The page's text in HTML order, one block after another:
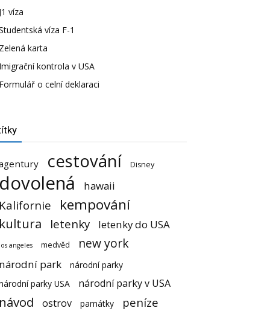
víza
víza F-1
karta
kontrola v USA
o celní deklaraci
cestování Disney
hawaii
kempování
letenky letenky do USA
angeles medvěd new york
park
národní parky
parky USA
národní parky v USA
ostrov památky peníze